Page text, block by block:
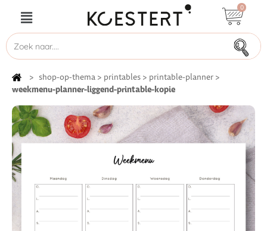
0
> shop-op-thema > printables > printable-planner >
weekmenu-planner-liggend-printable-kopie